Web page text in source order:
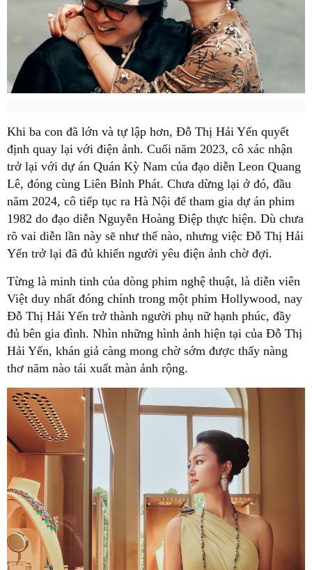
Khi ba con đã lớn và tự lập hơn, Đỗ Thị Hải Yến quyết
định quay lại với điện ảnh. Cuối năm 2023, cô xác nhận
trở lại với dự án Quán Kỳ Nam của đạo diễn Leon Quang
Lê, đóng cùng Liên Bỉnh Phát. Chưa dừng lại ở đó, đầu
năm 2024, cô tiếp tục ra Hà Nội để tham gia dự án phim
1982 do đạo diễn Nguyễn Hoàng Điệp thực hiện. Dù chưa
rõ vai diễn lần này sẽ như thế nào, nhưng việc Đỗ Thị Hải
Yến trở lại đã đủ khiến người yêu điện ảnh chờ đợi.
Từng là minh tinh của dòng phim nghệ thuật, là diễn viên
Việt duy nhất đóng chính trong một phim Hollywood, nay
Đỗ Thị Hải Yến trở thành người phụ nữ hạnh phúc, đầy
đủ bên gia đình. Nhìn những hình ảnh hiện tại của Đỗ Thị
Hải Yến, khán giả càng mong chờ sớm được thấy nàng
thơ năm nào tái xuất màn ảnh rộng.